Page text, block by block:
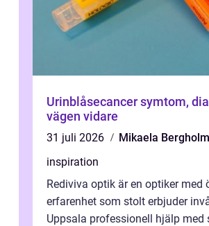
Urinblåsecancer symtom, diagnos och
vägen vidare
31 juli 2026
Mikaela Bergholm
inspiration
Rediviva optik är en optiker med
erfarenhet som stolt erbjuder
Uppsala professionell hjälp med